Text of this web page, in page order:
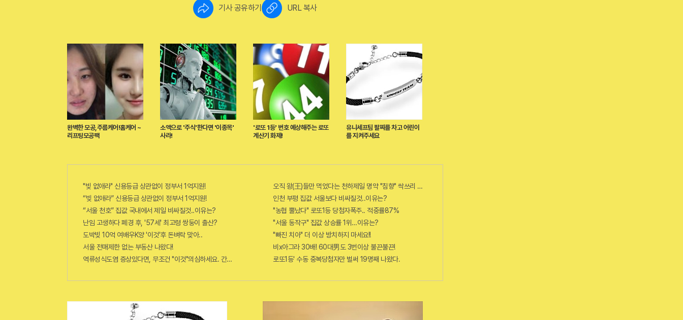
기사 공유하기 URL 복사
완벽한 모공,주름케어!홈케어 ~
리프팅모공팩
소액으로 '주식'한다면 '이종목'
사라!
'로또 1등' 번호 예상해주는 로또
계산기 화제!
유니세프팀 팔찌를 차고 어린이
를 지켜주세요
"빚 없애라" 신용등급 상관없이 정부서 1억지원!
“빚 없애라” 신용등급 상관없이 정부서 1억지원!
“서울 천호” 집값 국내에서 제일 비싸질것..이유는?
난임 고생하다 폐경 후, '57세' 최고령 쌍둥이 출산?
도박빚 10억 여배우K양 '이것'후 돈벼락 맞아..
서울 전매제한 없는 부동산 나왔다!
역류성식도염 증상있다면, 무조건 "이것"의심하세요. 간단치료법 나왔다!
오직 왕(王)들만 먹었다는 천하제일 명약 "침향" 싹쓰리 완판!! 왜 난리났나 봤더니..경악!
인천 부평 집값 서울보다 비싸질것..이유는?
"농협 뿔났다" 로또1등 당첨자폭주.. 적중률87%
"서울 동작구" 집값 상승률 1위…이유는?
"빠진 치아" 더 이상 방치하지 마세요!!
비x아그라 30배! 60대男도 3번이상 불끈불끈!
로또1등' 수동 중복당첨자만 벌써 19명째 나왔다.